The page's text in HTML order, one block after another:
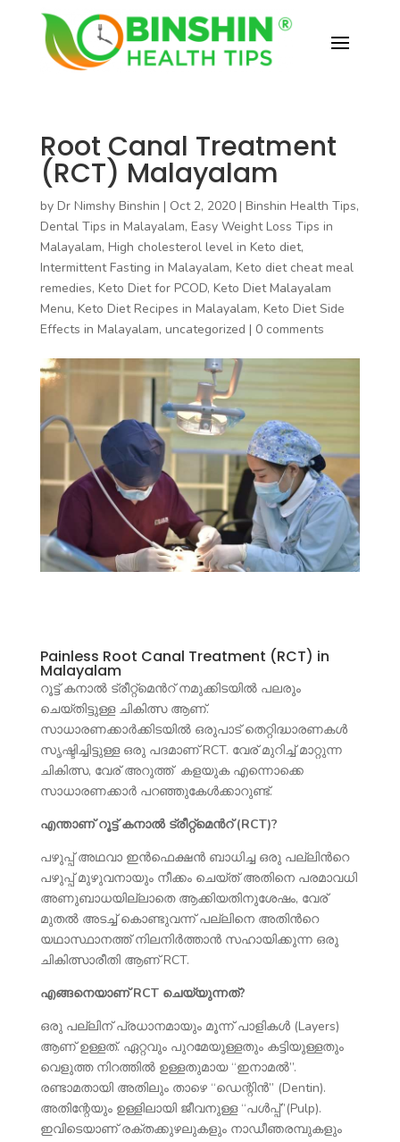
Root Canal Treatment
(RCT) Malayalam
by Dr Nimshy Binshin | Oct 2, 2020| Binshin Health Tips,
Dental Tips in Malayalam, Easy Weight Loss Tips in
Malayalam, High cholesterol level in Keto diet,
Intermittent Fasting in Malayalam, Keto diet cheat meal
remedies, Keto Diet for PCOD, Keto Diet Malayalam
Menu, Keto Diet Recipes in Malayalam, Keto Diet Side
Effects in Malayalam, uncategorized | 0 comments
Painless Root Canal Treatment (RCT) in
Malayalam
റൂട്ട് കനാൽ ട്രീറ്റ്മെൻറ് നമുക്കിടയിൽ പലരും
ചെയ്തിട്ടുള്ള ചികിത്സ ആണ്.
സാധാരണക്കാർക്കിടയിൽ ഒരുപാട് തെറ്റിദ്ധാരണകൾ
സൃഷ്ടിച്ചിട്ടുള്ള ഒരു പദമാണ് RCT. വേര് മുറിച്ച് മാറ്റുന്ന
ചികിത്സ, വേര് അറുത്ത് കളയുക എന്നൊക്കെ
സാധാരണക്കാർ പറഞ്ഞുകേൾക്കാറുണ്ട്.
എന്താണ് റൂട്ട് കനാൽ ട്രീറ്റ്മെൻറ് (RCT)?
പഴുപ്പ് അഥവാ ഇൻഫെക്ഷൻ ബാധിച്ച ഒരു പല്ലിൻറെ
പഴുപ്പ് മുഴുവനായും നീക്കം ചെയ്ത് അതിനെ പരമാവധി
അണുബാധയില്ലാതെ ആക്കിയതിനുശേഷം, വേര്
മുതൽ അടച്ച് കൊണ്ടുവന്ന് പല്ലിനെ അതിൻറെ
യഥാസ്ഥാനത്ത് നിലനിർത്താൻ സഹായിക്കുന്ന ഒരു
ചികിത്സാരീതി ആണ് RCT.
എങ്ങനെയാണ് RCT ചെയ്യുന്നത്?
ഒരു പല്ലിന് പ്രധാനമായും മൂന്ന് പാളികൾ (Layers)
ആണ് ഉള്ളത്. ഏറ്റവും പുറമേയുള്ളതും കട്ടിയുള്ളതും
വെളുത്ത നിറത്തിൽ ഉള്ളതുമായ “ഇനാമൽ”.
രണ്ടാമതായി അതിലും താഴെ “ഡെന്റിൻ” (Dentin).
അതിന്റേയും ഉള്ളിലായി ജീവനുള്ള “പൾപ്പ്”(Pulp).
ഇവിടെയാണ് രക്തക്കുഴലുകളും നാഡീഞരമ്പുകളും